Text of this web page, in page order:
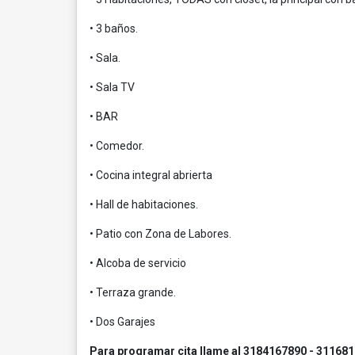
• 3 baños.
• Sala.
• Sala TV
• BAR
• Comedor.
• Cocina integral abrierta
• Hall de habitaciones.
• Patio con Zona de Labores.
• Alcoba de servicio
• Terraza grande.
• Dos Garajes
Para programar cita llame al 3184167890 -